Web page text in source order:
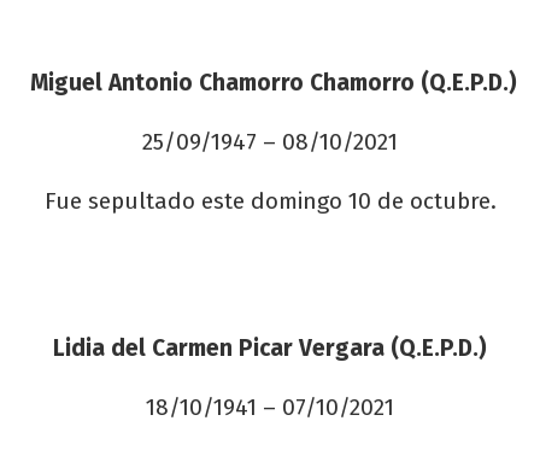
Miguel Antonio Chamorro Chamorro (Q.E.P.D.)
25/09/1947 – 08/10/2021
Fue sepultado este domingo 10 de octubre.
Lidia del Carmen Picar Vergara (Q.E.P.D.)
18/10/1941 – 07/10/2021